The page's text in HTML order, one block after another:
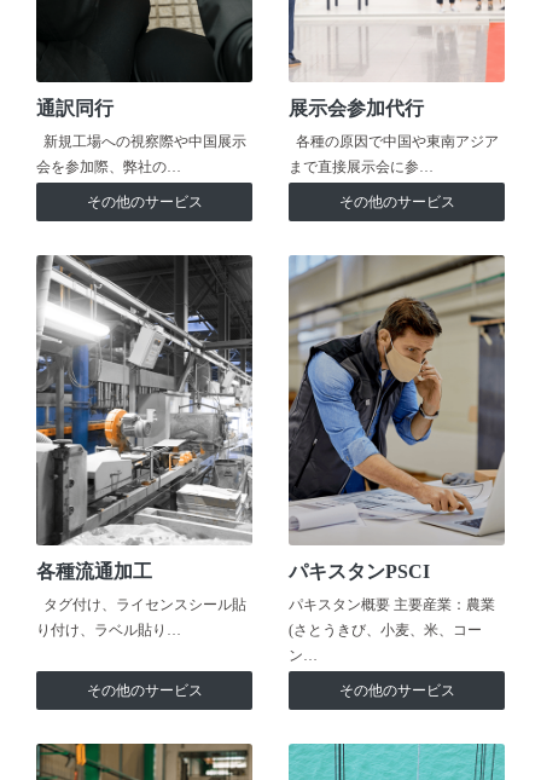
通訳同行
新規工場への視察際や中国展示
会を参加際、弊社の…
その他のサービス
展示会参加代行
各種の原因で中国や東南アジア
まで直接展示会に参…
その他のサービス
各種流通加工
タグ付け、ライセンスシール貼
り付け、ラベル貼り…
その他のサービス
パキスタンPSCI
パキスタン概要 主要産業：農業
(さとうきび、小麦、米、コー
ン…
その他のサービス